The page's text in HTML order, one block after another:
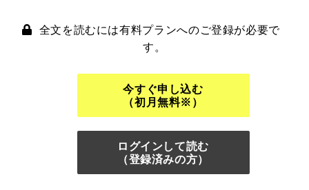
全文を読むには有料プランへのご登録が必要で
す。
今すぐ申し込む
（初月無料※）
ログインして読む
（登録済みの方）